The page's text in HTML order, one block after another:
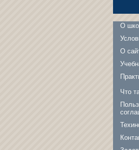
О
О
Что